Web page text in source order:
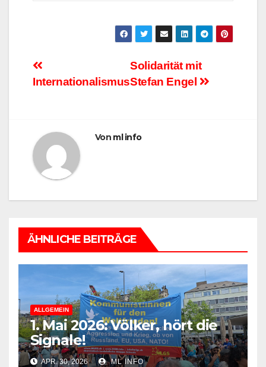
Beitragsnavigation
Solidarität mit
Stefan Engel
Internationalismus
Von ml info
ÄHNLICHE BEITRÄGE
ALLGEMEIN
1. Mai 2026: Völker, hört die
Signale!
APR. 30, 2026 ML INFO